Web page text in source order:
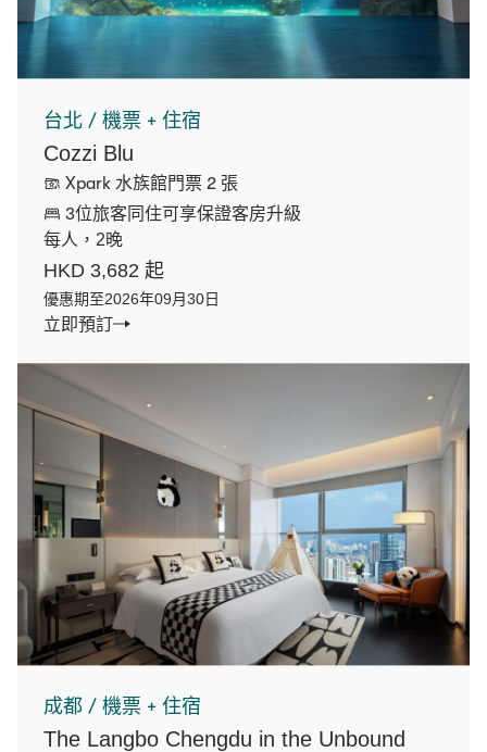
台北 / 機票 + 住宿
Cozzi Blu
Xpark 水族館門票 2 張
3位旅客同住可享保證客房升級
每人，2晚
HKD 3,682 起
優惠期至2026年09月30日
立即預訂
成都 / 機票 + 住宿
The Langbo Chengdu in the Unbound